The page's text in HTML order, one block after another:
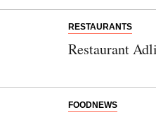
RESTAURANTS
Restaurant
FOODNEWS